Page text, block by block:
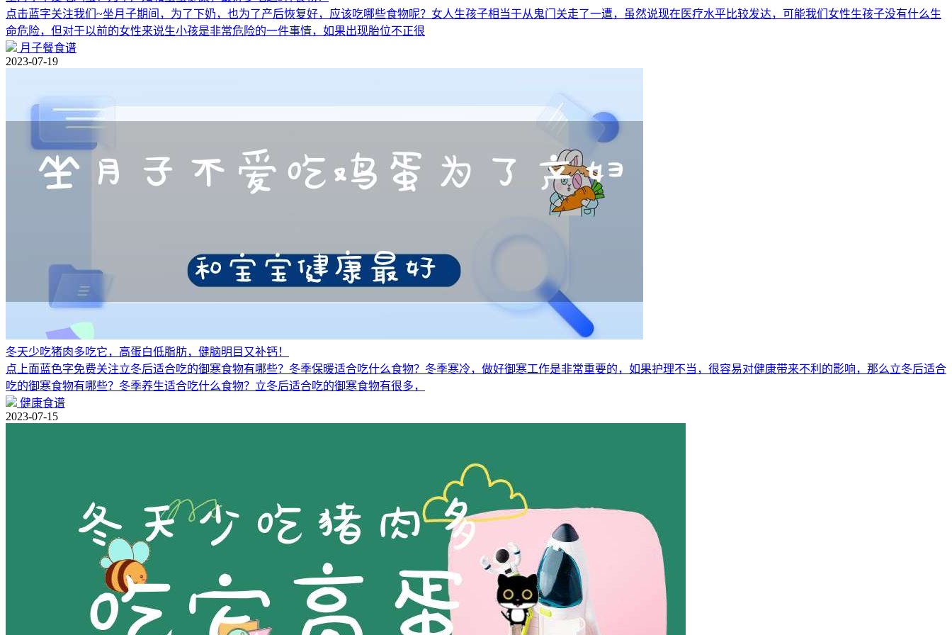
点击蓝字关注我们~坐月子期间，为了下奶，也为了产后恢复好，应该吃哪些食物呢？女人生孩子相当于从鬼门关走了一遭，虽然说现在医疗水平比较发达，可能我们女性生孩子没有什么生
命危险，但对于以前的女性来说生小孩是非常危险的一件事情，如果出现胎位不正很
月子餐食谱
2023-07-19
冬天少吃猪肉多吃它，高蛋白低脂肪，健脑明目又补钙！
点上面蓝色字免费关注立冬后适合吃的御寒食物有哪些？冬季保暖适合吃什么食物？冬季寒冷，做好御寒工作是非常重要的，如果护理不当，很容易对健康带来不利的影响，那么立冬后适合
吃的御寒食物有哪些？冬季养生适合吃什么食物？立冬后适合吃的御寒食物有很多，
健康食谱
2023-07-15